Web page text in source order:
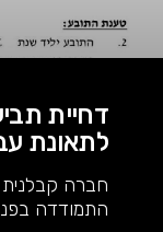
דחיית
לתאונת
חברה קבלנית
התמודדה